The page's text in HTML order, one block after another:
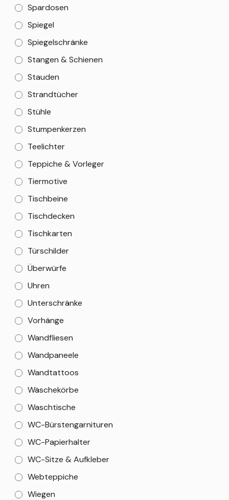
Spardosen
Spiegel
Spiegelschränke
Stangen & Schienen
Stauden
Strandtücher
Stühle
Stumpenkerzen
Teelichter
Teppiche & Vorleger
Tiermotive
Tischbeine
Tischdecken
Tischkarten
Türschilder
Überwürfe
Uhren
Unterschränke
Vorhänge
Wandfliesen
Wandpaneele
Wandtattoos
Wäschekörbe
Waschtische
WC-Bürstengarnituren
WC-Papierhalter
WC-Sitze & Aufkleber
Webteppiche
Wiegen